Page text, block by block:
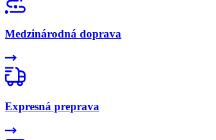
Medzinárodná doprava
Expresná preprava